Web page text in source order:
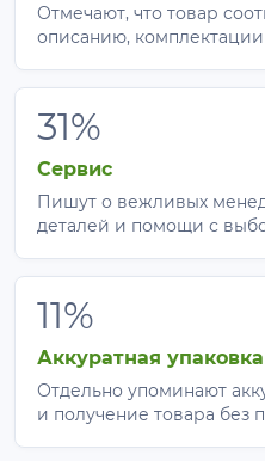
Отмечают, что товар
описанию,
31%
Сервис
Пишут о вежливых
деталей и помощи с
11%
Аккуратная упаковка
Отдельно упоминают
и получение товара без